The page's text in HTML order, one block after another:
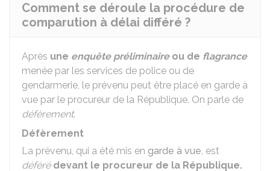
Comment se déroule la procédure de
comparution à délai différé ?
Après une enquête préliminaireou de flagrance
menée par les services de police ou de
gendarmerie, le prévenu peut être placé en garde à
vue par le procureur de la République. On parle de
défèrement.
Défèrement
La prévenu, qui a été mis en garde à vue, est
déférédevant le procureur de la République.